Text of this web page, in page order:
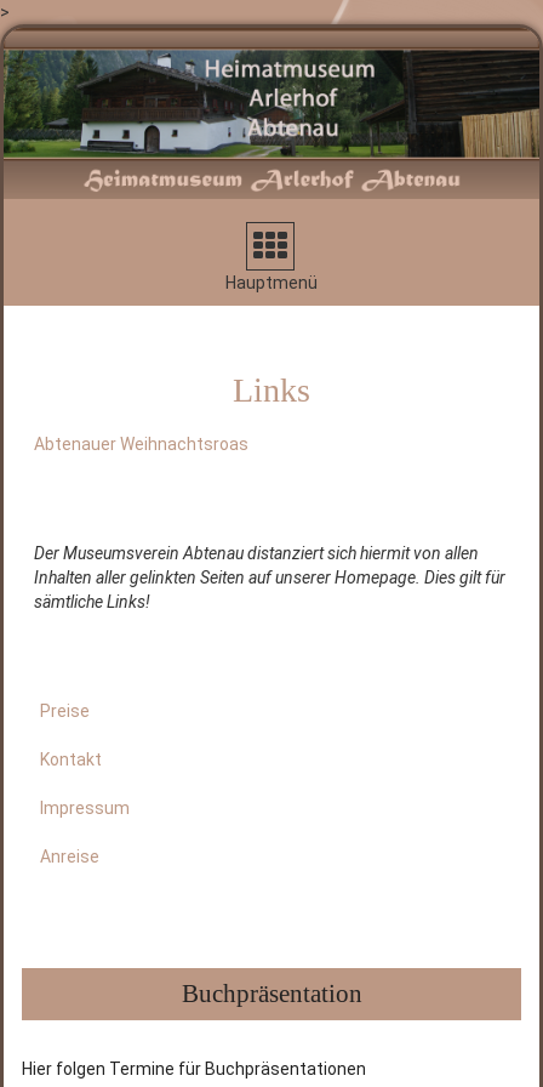
>
Navigation
aufklappen
Hauptmenü
Links
Abtenauer Weihnachtsroas
Der Museumsverein Abtenau distanziert sich hiermit von allen
Inhalten aller gelinkten Seiten auf unserer Homepage. Dies gilt für
sämtliche Links!
Preise
Kontakt
Impressum
Anreise
Buchpräsentation
Hier folgen Termine für Buchpräsentationen